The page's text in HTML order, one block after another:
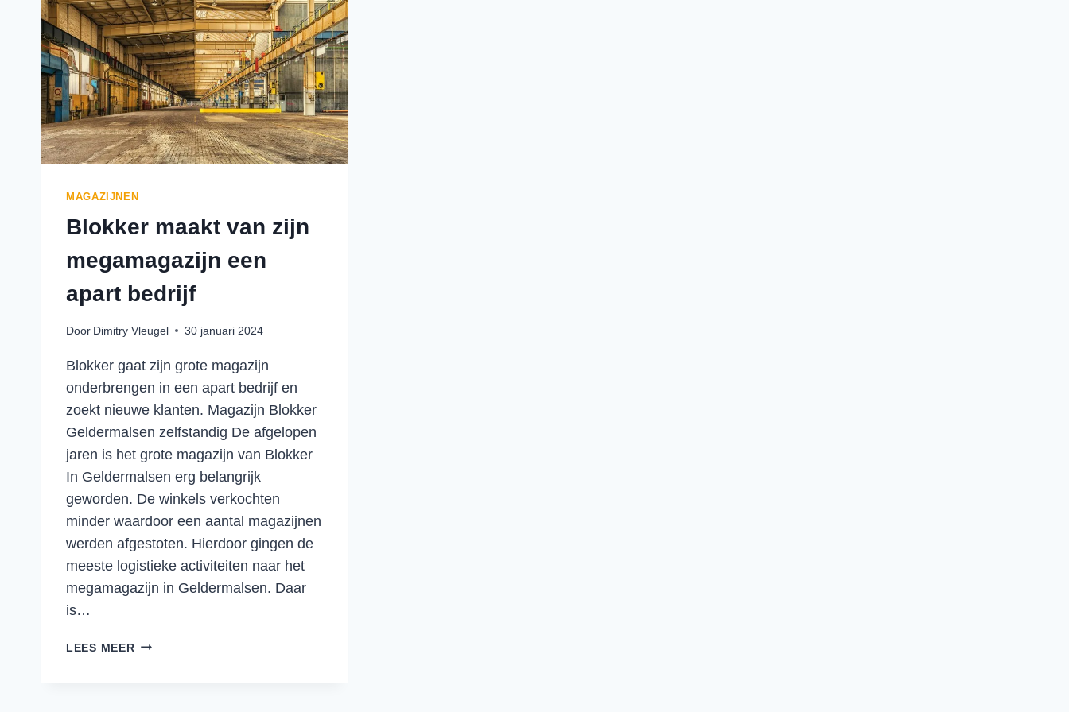
MAGAZIJNEN
Blokker maakt van zijn
megamagazijn een
apart bedrijf
Door Dimitry Vleugel 30 januari 2024
Blokker gaat zijn grote magazijn
onderbrengen in een apart bedrijf en
zoekt nieuwe klanten. Magazijn Blokker
Geldermalsen zelfstandig De afgelopen
jaren is het grote magazijn van Blokker
In Geldermalsen erg belangrijk
geworden. De winkels verkochten
minder waardoor een aantal magazijnen
werden afgestoten. Hierdoor gingen de
meeste logistieke activiteiten naar het
megamagazijn in Geldermalsen. Daar
is…
LEES MEERBLOKKER